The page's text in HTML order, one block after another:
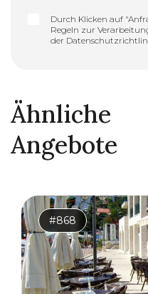
Durch Klicken auf
Regeln zur
der
Ähnliche
Angebote
#868